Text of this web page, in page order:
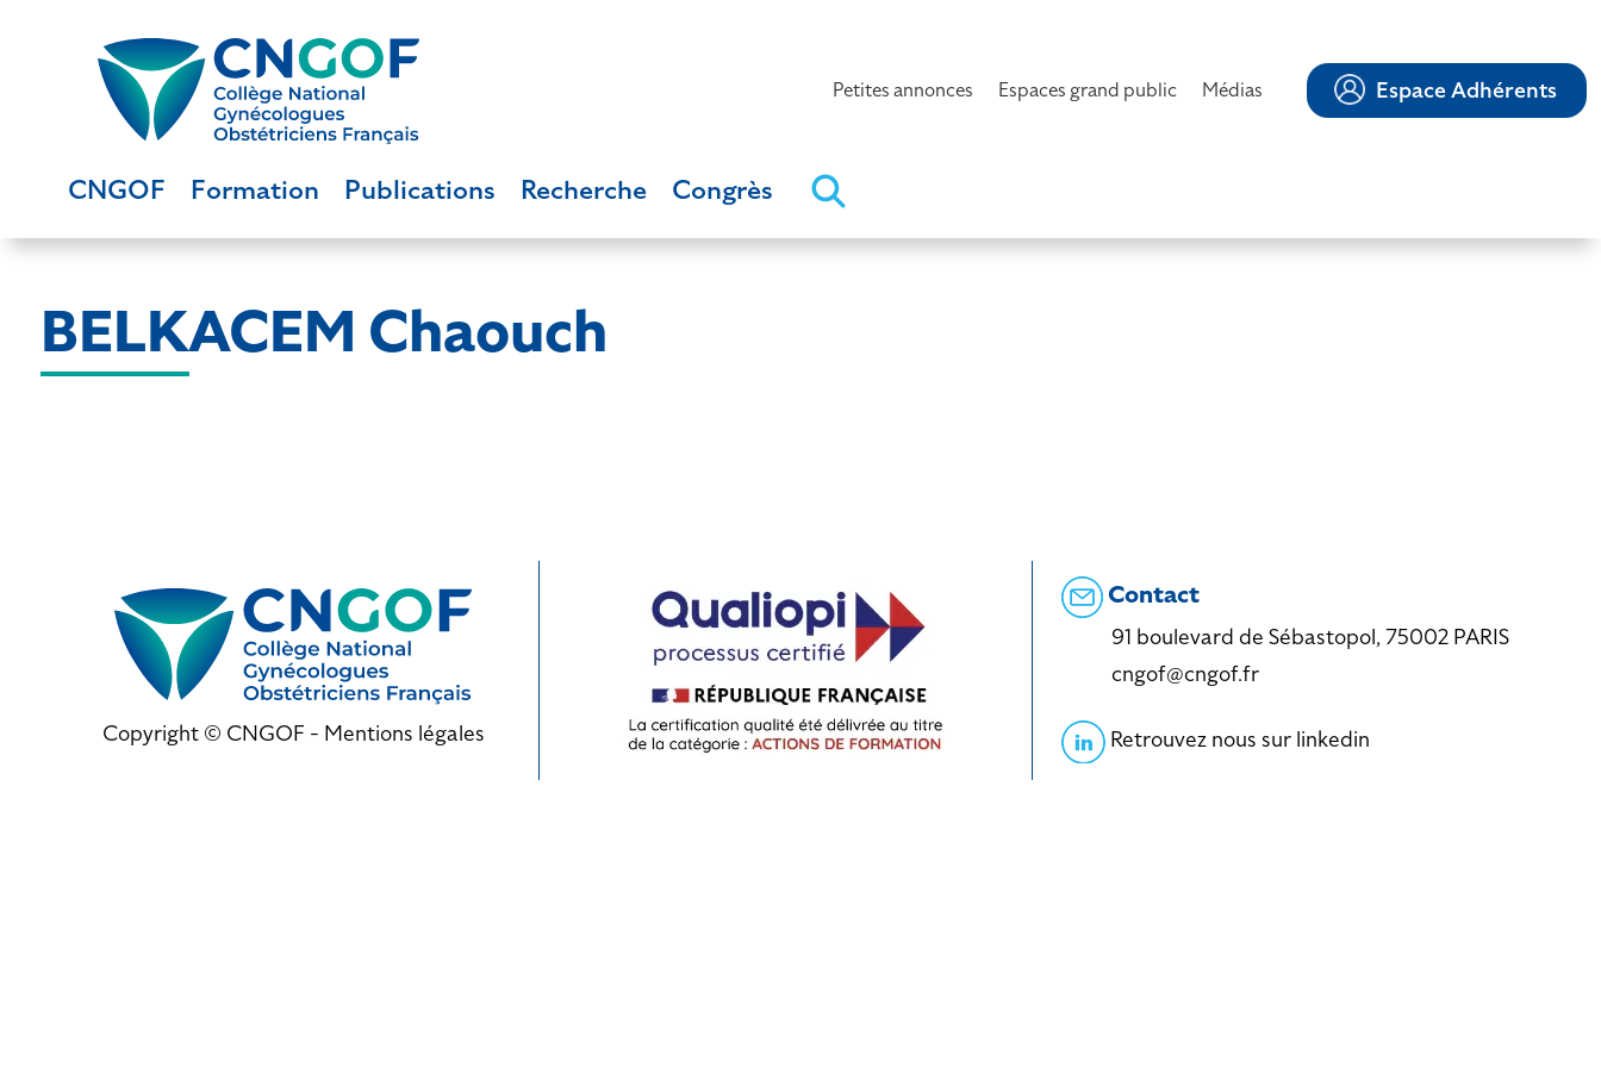
Petites annonces Espaces grand public Médias Espace Adhérents
CNGOF Formation Publications Recherche Congrès
BELKACEM Chaouch
Copyright © CNGOF - Mentions légales
Contact
91 boulevard de Sébastopol, 75002 PARIS
cngof@cngof.fr
Retrouvez nous sur linkedin